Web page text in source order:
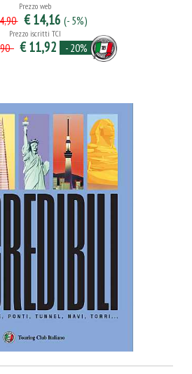
Prezzo web
€ 14,16 (- 5%)
Prezzo iscritti TCI
€ 11,92 - 20%